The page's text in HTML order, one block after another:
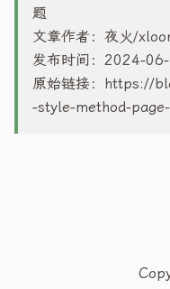
题
文章作者：夜火/
发布时间：2024-
原始链接：
https://
-style-method-